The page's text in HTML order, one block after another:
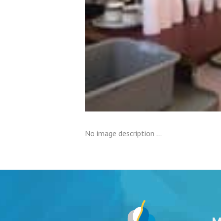
No image description ...